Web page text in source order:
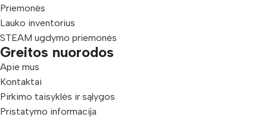
Priemonės
Lauko inventorius
STEAM ugdymo priemonės
Greitos nuorodos
Apie mus
Kontaktai
Pirkimo taisyklės ir sąlygos
Pristatymo informacija